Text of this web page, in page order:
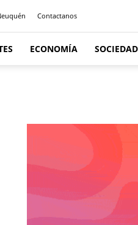
Contactanos
ECONOMÍA SOCIEDAD